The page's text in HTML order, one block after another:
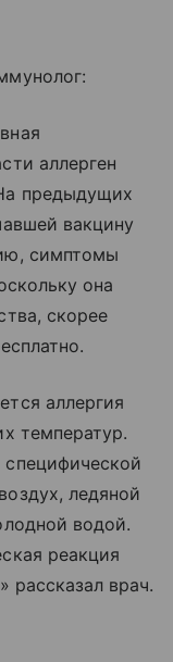
аллерген
предыдущих
вакцину
симптомы
она
скорее
аллергия
температур.
специфической
ледяной
водой.
реакция
рассказал врач.